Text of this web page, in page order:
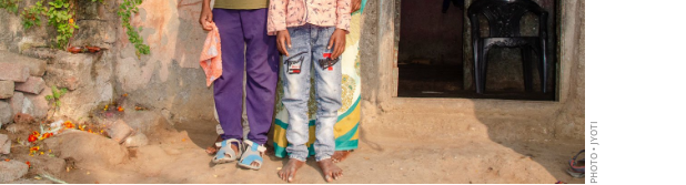
PHOTO • JYOTI